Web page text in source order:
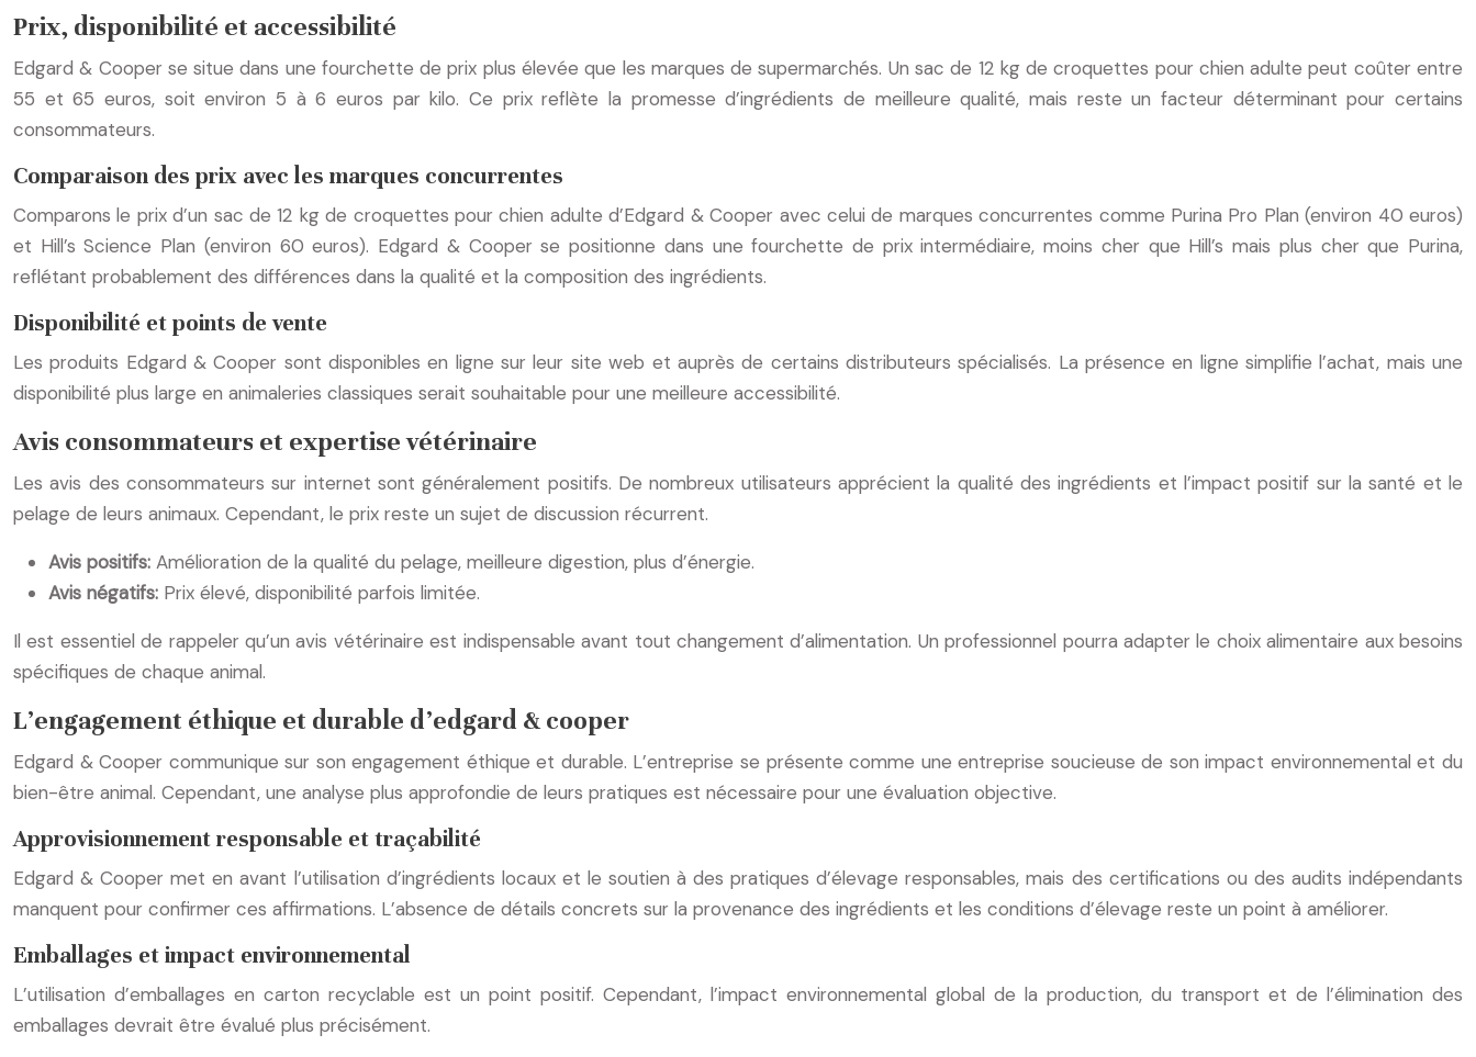
Prix, disponibilité et accessibilité
Edgard & Cooper se situe dans une fourchette de prix plus élevée que les marques de supermarchés. Un sac de 12 kg de croquettes pour chien adulte peut coûter entre
55 et 65 euros, soit environ 5 à 6 euros par kilo. Ce prix reflète la promesse d’ingrédients de meilleure qualité, mais reste un facteur déterminant pour certains
consommateurs.
Comparaison des prix avec les marques concurrentes
Comparons le prix d’un sac de 12 kg de croquettes pour chien adulte d’Edgard & Cooper avec celui de marques concurrentes comme Purina Pro Plan (environ 40 euros)
et Hill’s Science Plan (environ 60 euros). Edgard & Cooper se positionne dans une fourchette de prix intermédiaire, moins cher que Hill’s mais plus cher que Purina,
reflétant probablement des différences dans la qualité et la composition des ingrédients.
Disponibilité et points de vente
Les produits Edgard & Cooper sont disponibles en ligne sur leur site web et auprès de certains distributeurs spécialisés. La présence en ligne simplifie l’achat, mais une
disponibilité plus large en animaleries classiques serait souhaitable pour une meilleure accessibilité.
Avis consommateurs et expertise vétérinaire
Les avis des consommateurs sur internet sont généralement positifs. De nombreux utilisateurs apprécient la qualité des ingrédients et l’impact positif sur la santé et le
pelage de leurs animaux. Cependant, le prix reste un sujet de discussion récurrent.
Avis positifs: Amélioration de la qualité du pelage, meilleure digestion, plus d’énergie.
Avis négatifs: Prix élevé, disponibilité parfois limitée.
Il est essentiel de rappeler qu’un avis vétérinaire est indispensable avant tout changement d’alimentation. Un professionnel pourra adapter le choix alimentaire aux besoins
spécifiques de chaque animal.
L’engagement éthique et durable d’edgard & cooper
Edgard & Cooper communique sur son engagement éthique et durable. L’entreprise se présente comme une entreprise soucieuse de son impact environnemental et du
bien-être animal. Cependant, une analyse plus approfondie de leurs pratiques est nécessaire pour une évaluation objective.
Approvisionnement responsable et traçabilité
Edgard & Cooper met en avant l’utilisation d’ingrédients locaux et le soutien à des pratiques d’élevage responsables, mais des certifications ou des audits indépendants
manquent pour confirmer ces affirmations. L’absence de détails concrets sur la provenance des ingrédients et les conditions d’élevage reste un point à améliorer.
Emballages et impact environnemental
L’utilisation d’emballages en carton recyclable est un point positif. Cependant, l’impact environnemental global de la production, du transport et de l’élimination des
emballages devrait être évalué plus précisément.